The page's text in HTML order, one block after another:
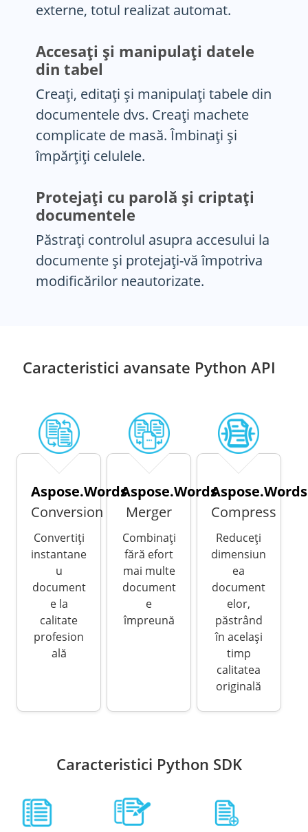
externe, totul realizat automat.
Accesați și manipulați datele
din tabel
Creați, editați și manipulați tabele din
documentele dvs. Creați machete
complicate de masă. Îmbinați și
împărțiți celulele.
Protejați cu parolă și criptați
documentele
Păstrați controlul asupra accesului la
documente și protejați-vă împotriva
modificărilor neautorizate.
Caracteristici avansate Python API
Aspose.Words
Conversion
Convertiți
instantane
u
document
e la
calitate
profesion
ală
Aspose.Words
Merger
Combinați
fără efort
mai multe
document
e
împreună
Aspose.Words
Compress
Reduceți
dimensiun
ea
document
elor,
păstrând
în același
timp
calitatea
originală
Caracteristici Python SDK